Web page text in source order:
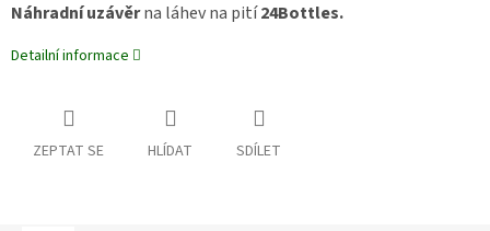
Náhradníuzávěrna láhev na pití24Bottles.
Detailní informace
ZEPTAT SE HLÍDAT SDÍLET